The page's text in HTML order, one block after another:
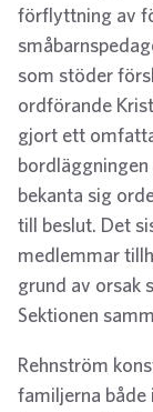
förflyttning av
som stöder
ordförande
gjort ett
bekanta sig
till beslut. Det
medlemmar
grund av orsak
Sektionen
Rehnström
familjerna